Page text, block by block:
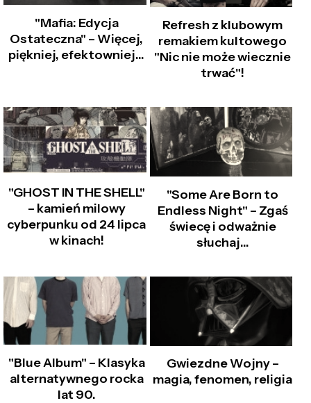
"Mafia: Edycja
Ostateczna" – Więcej,
piękniej, efektowniej…
Refresh z klubowym
remakiem kultowego
"Nic nie może wiecznie
trwać"!
"GHOST IN THE SHELL"
– kamień milowy
cyberpunku od 24 lipca
w kinach!
"Some Are Born to
Endless Night" – Zgaś
świecę i odważnie
słuchaj…
"Blue Album" – Klasyka
alternatywnego rocka
lat 90.
Gwiezdne Wojny –
magia, fenomen, religia